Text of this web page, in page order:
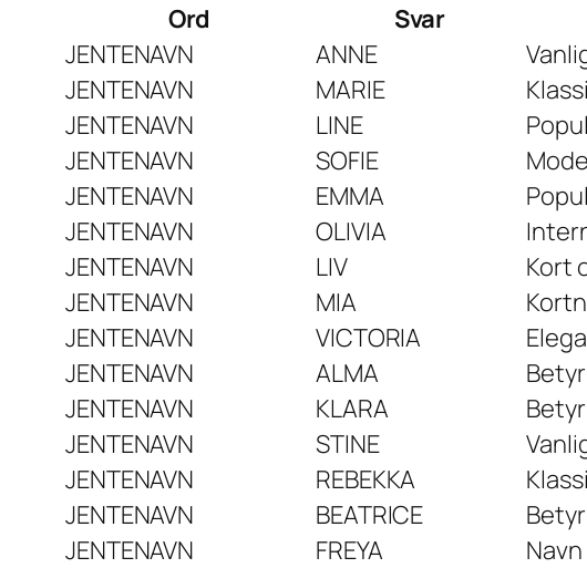
Ord
Svar
JENTENAVN
ANNE
JENTENAVN
MARIE
JENTENAVN
LINE
JENTENAVN
SOFIE
JENTENAVN
EMMA
JENTENAVN
OLIVIA
JENTENAVN
LIV
Kort
JENTENAVN
MIA
JENTENAVN
VICTORIA
JENTENAVN
ALMA
JENTENAVN
KLARA
JENTENAVN
STINE
JENTENAVN
REBEKKA
JENTENAVN
BEATRICE
JENTENAVN
FREYA